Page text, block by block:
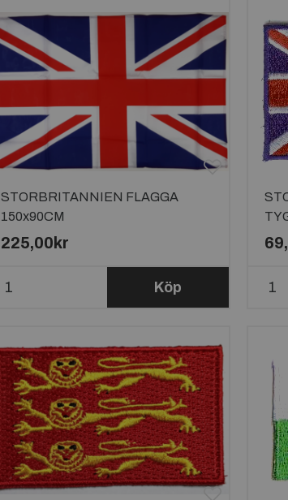
STORBRITANNIEN FLAGGA
150x90CM
225,00kr
Köp